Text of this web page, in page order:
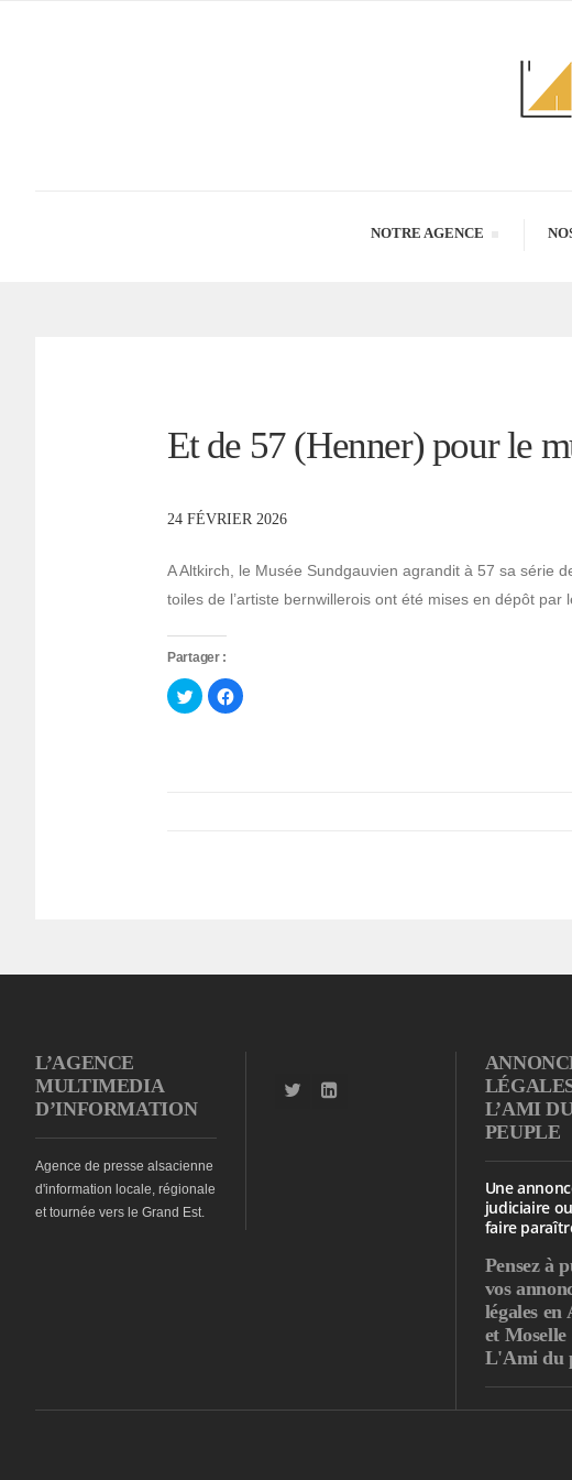
NOTRE AGENCE
Et de 57 (Henner) pour le
24 FÉVRIER 2026
A Altkirch, le Musée Sundgauvien agrandit à 57 sa série
toiles de l’artiste bernwillerois ont été mises en dépôt par
Partager :
Cliquez
pour
partager
Cliquez
pour
L’AGENCE
MULTIMEDIA
D’INFORMATION
Agence de presse alsacienne
d'information locale, régionale
et tournée vers le Grand Est.
L’AMI
PEUPLE
Une
judiciaire
faire
Pensez à
vos
légales en
et Moselle
L'Ami du